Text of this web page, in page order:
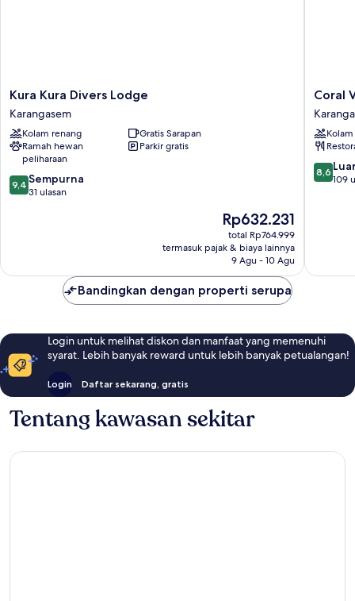
Kura
Kura
Divers
Lodge
Karangasem
Kura Kura Divers Lodge
Karangasem
Kolam renang
Gratis Sarapan
Ramah hewan
peliharaan
Parkir gratis
9.4
dari
9,4 Sempurna
31 ulasan
Harga
sekarang
Rp632.231
Rp632.231
total Rp764.999
termasuk pajak & biaya lainnya
9 Agu - 10 Agu
Coral
View
Villas
Coral
8.6
dari
8,6
109
Bandingkan dengan properti serupa
Login untuk melihat diskon dan manfaat yang memenuhi
syarat. Lebih banyak reward untuk lebih banyak petualangan!
Login Daftar sekarang, gratis
Tentang kawasan sekitar